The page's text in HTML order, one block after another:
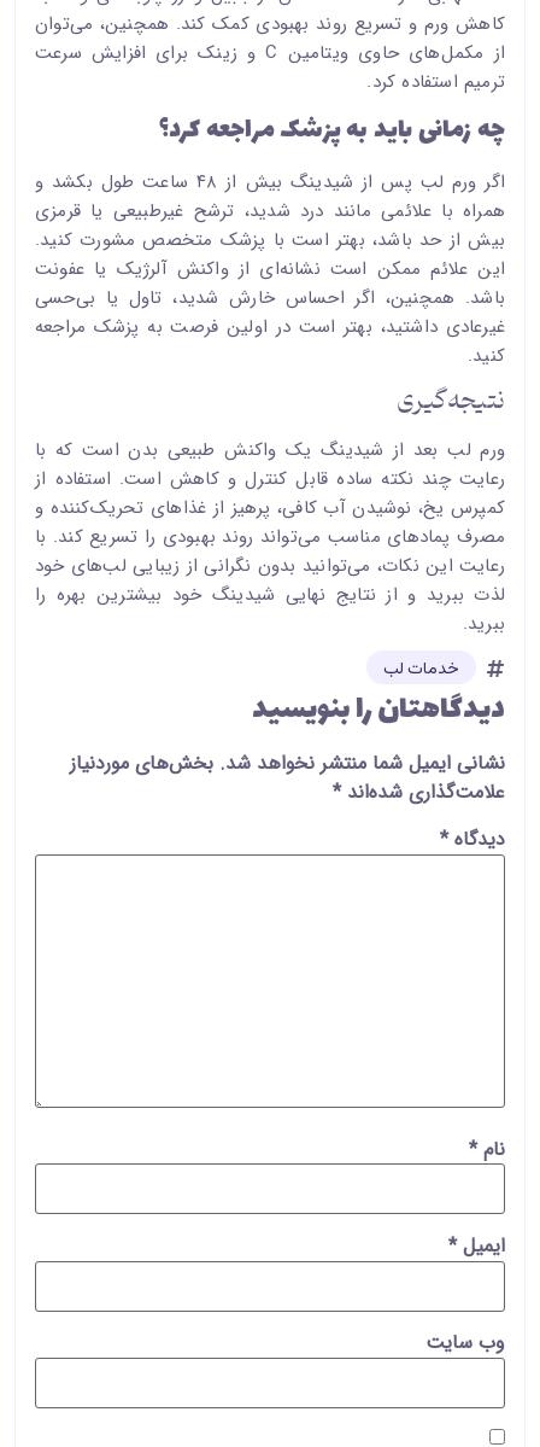
کاهش ورم و تسریع روند بهبودی کمک کند. همچنین، می‌توان
از مکمل‌های حاوی ویتامین C و زینک برای افزایش سرعت
ترمیم استفاده کرد.
چه زمانی باید به پزشک مراجعه کرد؟
اگر ورم لب پس از شیدینگ بیش از ۴۸ ساعت طول بکشد و
همراه با علائمی مانند درد شدید، ترشح غیرطبیعی یا قرمزی
بیش از حد باشد، بهتر است با پزشک متخصص مشورت کنید.
این علائم ممکن است نشانه‌ای از واکنش آلرژیک یا عفونت
باشد. همچنین، اگر احساس خارش شدید، تاول یا بی‌حسی
غیرعادی داشتید، بهتر است در اولین فرصت به پزشک مراجعه
کنید.
نتیجه‌گیری
ورم لب بعد از شیدینگ یک واکنش طبیعی بدن است که با
رعایت چند نکته ساده قابل کنترل و کاهش است. استفاده از
کمپرس یخ، نوشیدن آب کافی، پرهیز از غذاهای تحریک‌کننده و
مصرف پمادهای مناسب می‌تواند روند بهبودی را تسریع کند. با
رعایت این نکات، می‌توانید بدون نگرانی از زیبایی لب‌های خود
لذت ببرید و از نتایج نهایی شیدینگ خود بیشترین بهره را
ببرید.
خدمات لب
دیدگاهتان را بنویسید
نشانی ایمیل شما منتشر نخواهد شد. بخش‌های موردنیاز
علامت‌گذاری شده‌اند*
دیدگاه*
نام*
ایمیل*
وب‌ سایت